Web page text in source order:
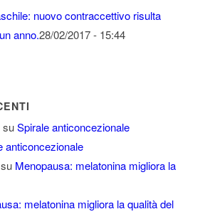
nuovo contraccettivo risulta
anno.28/02/2017 - 15:44
suSpirale anticoncezionale
anticoncezionale
Menopausa: melatonina migliora la
melatonina migliora la qualità del